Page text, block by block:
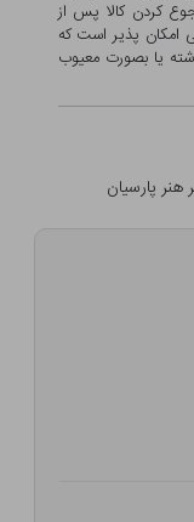
کردن کالا پس از
امکان پذیر است که
یا بصورت معيوب
پارسیان